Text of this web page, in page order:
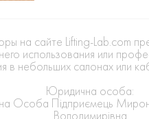
на сайте Lifting-Lab.com
использования или
в небольших салонах или
Юридична особа:
Особа Підприємець